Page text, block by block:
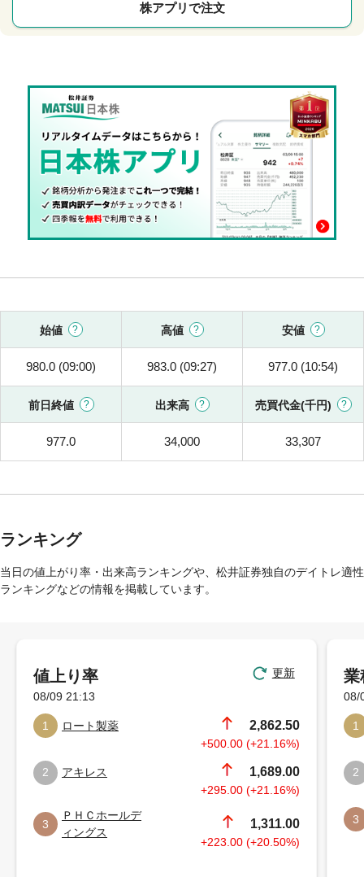
株アプリで注文
始値 高値 安値
980.0 (09:00) 983.0 (09:27) 977.0 (10:54)
前日終値 出来高 売買代金(千円)
977.0 34,000 33,307
ランキング
当日の値上がり率・出来高ランキングや、松井証券独自のデイトレ適性
ランキングなどの情報を掲載しています。